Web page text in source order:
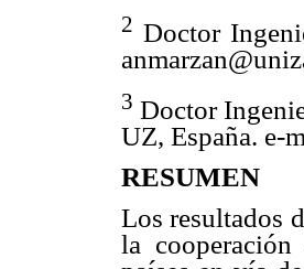
2 Doctor
3 Doctor
UZ, España. e-
RESUMEN
Los resultados
la